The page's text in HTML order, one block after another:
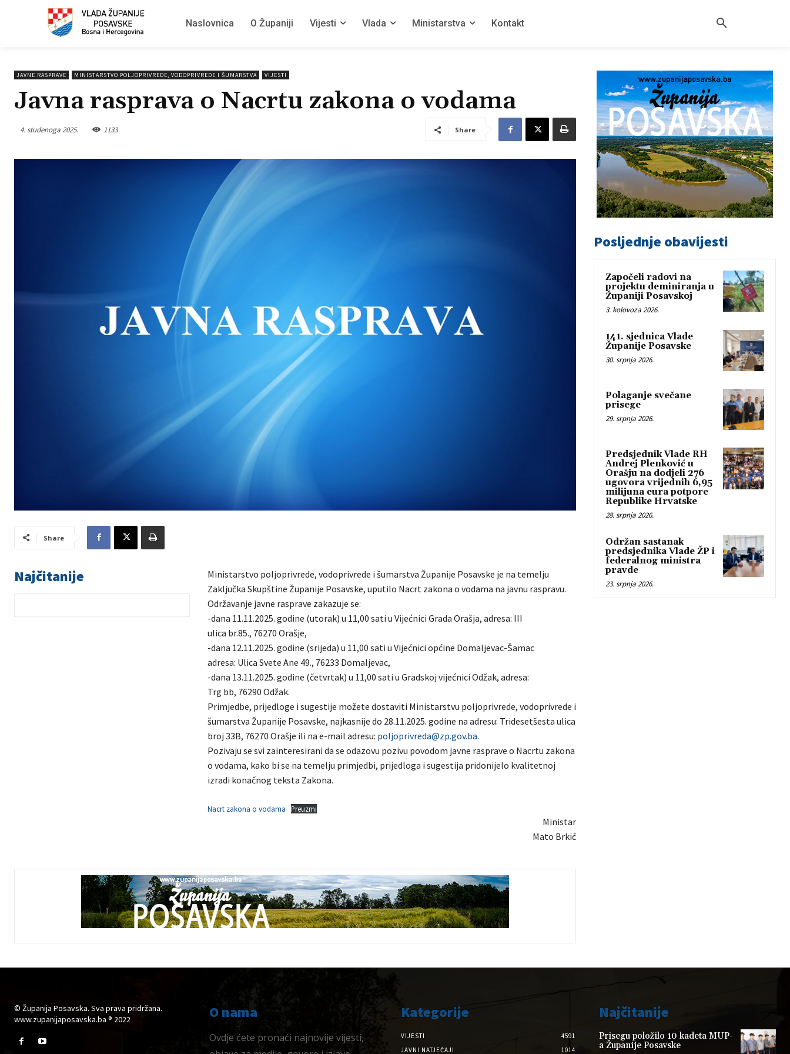
Naslovnica O Županiji Vijesti Vlada Ministarstva Kontakt
JAVNE RASPRAVE MINISTARSTVO POLJOPRIVREDE, VODOPRIVREDE I ŠUMARSTVA VIJESTI
Javna rasprava o Nacrtu zakona o vodama
4. studenoga 2025. 1133 Share
Share
Najčitanije
Ministarstvo poljoprivrede, vodoprivrede i šumarstva Županije Posavske je na temelju
Zaključka Skupštine Županije Posavske, uputilo Nacrt zakona o vodama na javnu raspravu.
Održavanje javne rasprave zakazuje se:
-dana 11.11.2025. godine (utorak) u 11,00 sati u Vijećnici Grada Orašja, adresa: III
ulica br.85., 76270 Orašje,
-dana 12.11.2025. godine (srijeda) u 11,00 sati u Vijećnici općine Domaljevac-Šamac
adresa: Ulica Svete Ane 49., 76233 Domaljevac,
-dana 13.11.2025. godine (četvrtak) u 11,00 sati u Gradskoj vijećnici Odžak, adresa:
Trg bb, 76290 Odžak.
Primjedbe, prijedloge i sugestije možete dostaviti Ministarstvu poljoprivrede, vodoprivrede i
šumarstva Županije Posavske, najkasnije do 28.11.2025. godine na adresu: Tridesetšesta ulica
broj 33B, 76270 Orašje ili na e-mail adresu: poljoprivreda@zp.gov.ba.
Pozivaju se svi zainteresirani da se odazovu pozivu povodom javne rasprave o Nacrtu zakona
o vodama, kako bi se na temelju primjedbi, prijedloga i sugestija pridonijelo kvalitetnoj
izradi konačnog teksta Zakona.
Nacrt zakona o vodama Preuzmi
Ministar
Mato Brkić
Posljednje obavijesti
Započeli radovi na
projektu deminiranja u
Županiji Posavskoj
3. kolovoza 2026.
141. sjednica Vlade
Županije Posavske
30. srpnja 2026.
Polaganje svečane
prisege
29. srpnja 2026.
Predsjednik Vlade RH
Andrej Plenković u
Orašju na dodjeli 276
ugovora vrijednih 6,95
milijuna eura potpore
Republike Hrvatske
28. srpnja 2026.
Održan sastanak
predsjednika Vlade ŽP i
federalnog ministra
pravde
23. srpnja 2026.
© Županija Posavska. Sva prava pridržana.
www.zupanijaposavska.ba ® 2022
O nama
Ovdje ćete pronaći najnovije vijesti,
Kategorije
VIJESTI
4591
JAVNI NATJEČAJI
1014
Najčitanije
Prisegu položilo 10 kadeta MUP-
a Županije Posavske